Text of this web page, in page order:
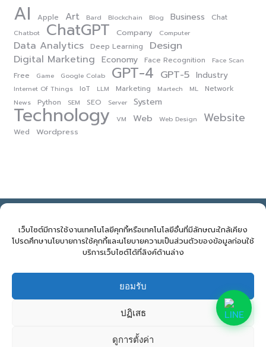
เว็บไซต์มีการใช้งานเทคโนโลยีคุกกี้หรือเทคโนโลยีอื่นที่มีลักษณะใกล้เคียง
โปรดศึกษานโยบายการใช้คุกกี้และนโยบายความเป็นส่วนตัวของข้อมูลก่อนใช้
บริการเว็บไซต์ได้ที่ลิงค์ด้านล่าง
ยอมรับ
ปฏิเสธ
ดูการตั้งค่า
AI Apple Art Bard Blockchain Blog Business Chat
Chatbot ChatGPT Company Computer
Data Analytics Deep Learning Design
Digital Marketing Economy Face Recognition Face Scan
Free Game Google Colab GPT-4 GPT-5 Industry
Internet Of Things IoT LLM Marketing Martech ML Network
News Python SEM SEO Server System
Technology VM Web Web Design Website
Wed Wordpress
E: support@novelbiz.co.th T: 092.591.9499